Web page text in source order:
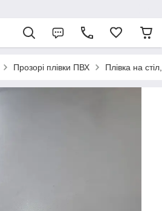
Прозорі плівки ПВХ Плівка на